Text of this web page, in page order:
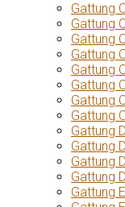
Gattung
Gattung
Gattung
Gattung
Gattung
Gattung
Gattung
Gattung
Gattung
Gattung
Gattung
Gattung
Gattung